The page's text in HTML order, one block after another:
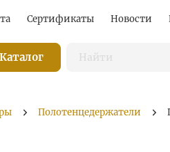
Сертификаты Новости
Каталог
Полотенцедержатели